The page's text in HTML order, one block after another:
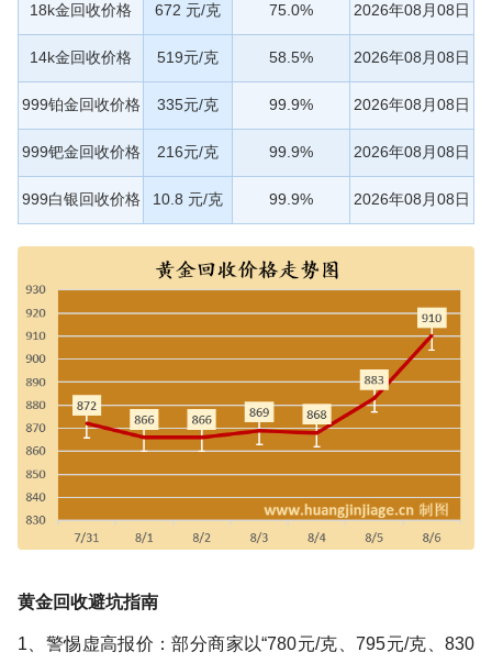
18k金回收价格 672 元/克 75.0% 2026年08月08日
14k金回收价格 519元/克 58.5% 2026年08月08日
999铂金回收价格 335元/克 99.9% 2026年08月08日
999钯金回收价格 216元/克 99.9% 2026年08月08日
999白银回收价格 10.8 元/克 99.9% 2026年08月08日
黄金回收避坑指南
1、警惕虚高报价：部分商家以“780元/克、795元/克、830